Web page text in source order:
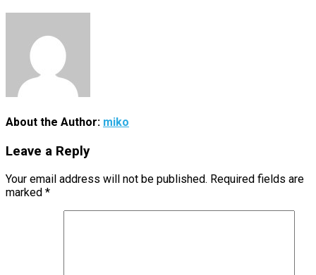
About the Author: miko
Leave a Reply
Your email address will not be published. Required fields are
marked *